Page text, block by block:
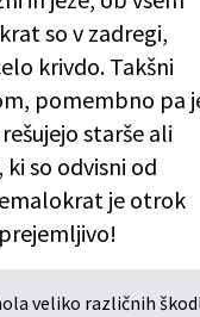
so v zadregi,
krivdo. Takšni
pomembno pa
starše ali
so odvisni od
je otrok
veliko različnih